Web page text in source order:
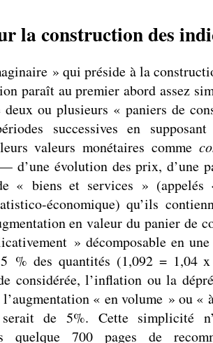
la construction des
» qui préside à la
paraît au premier abord assez
deux ou plusieurs « paniers de
successives en
valeurs monétaires comme
d’une évolution des prix, d’une
« biens et services »
économique) qu’ils
en valeur du panier de
» décomposable en
% des quantités (1,092 = 1,04
considérée, l’inflation ou la
« en volume » ou «
serait de 5%. Cette simplicité
quelque 700 pages de